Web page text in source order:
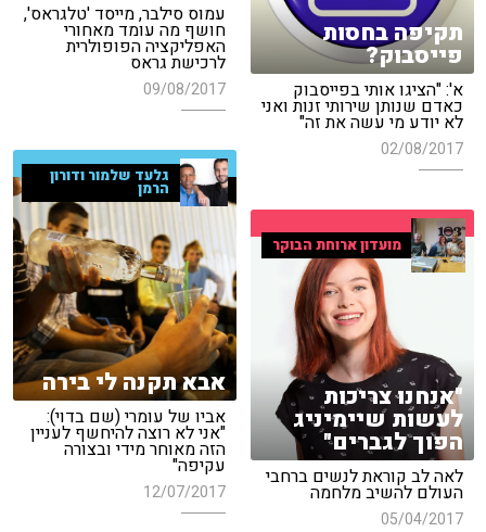
עמוס סילבר, מייסד 'טלגראס',
חושף מה עומד מאחורי
האפליקציה הפופולרית
לרכישת גראס
09/08/2017
תקיפה בחסות
פייסבוק?
א': "הציגו אותי בפייסבוק
כאדם שנותן שירותי זנות ואני
לא יודע מי עשה את זה"
02/08/2017
גלעד שלמור ודורון
הרמן
אבא תקנה לי בירה
אביו של עומרי (שם בדוי):
"אני לא רוצה להיחשף לעניין
הזה מאוחר מידי ובצורה
עקיפה"
12/07/2017
מועדון ארוחת הבוקר
"אנחנו צריכות
לעשות שיימיניג
הפוך לגברים"
לאה לב קוראת לנשים ברחבי
העולם להשיב מלחמה
05/04/2017